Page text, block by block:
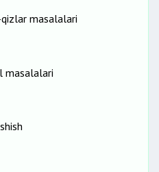
masalalari
masalalari